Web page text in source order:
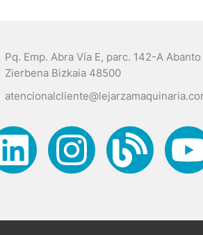
Pq. Emp. Abra Vía E, parc. 142-A
Zierbena Bizkaia 48500